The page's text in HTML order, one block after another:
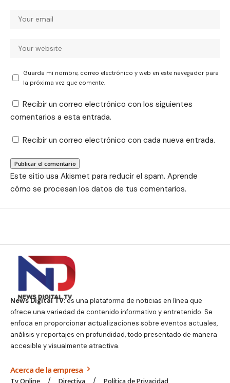
Guarda mi nombre, correo electrónico y web en este navegador para
la próxima vez que comente.
Recibir un correo electrónico con los siguientes
comentarios a esta entrada.
Recibir un correo electrónico con cada nueva entrada.
Este sitio usa Akismet para reducir el spam. Aprende
cómo se procesan los datos de tus comentarios.
News Digital TV:es una plataforma de noticias en línea que
ofrece una variedad de contenido informativo y entretenido. Se
enfoca en proporcionar actualizaciones sobre eventos actuales,
análisis y reportajes en profundidad, todo presentado de manera
accesible y visualmente atractiva.
Acerca de la empresa
Tv Online Directiva Política de Privacidad